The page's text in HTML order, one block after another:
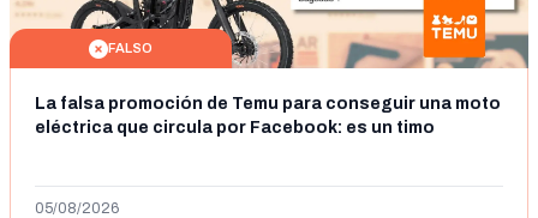
FALSO
La falsa promoción de Temu para conseguir una moto
eléctrica que circula por Facebook: es un timo
05/08/2026